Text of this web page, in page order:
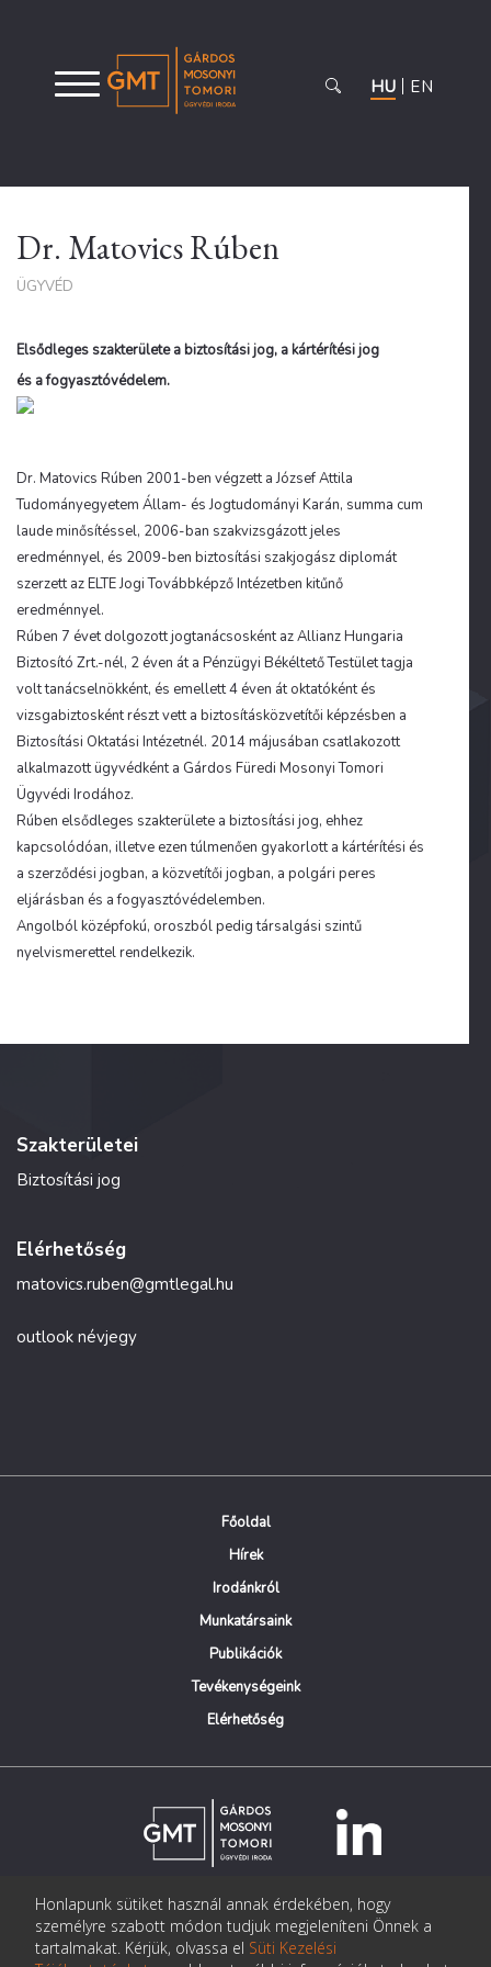
HU EN
Dr. Matovics Rúben
ÜGYVÉD
Elsődleges szakterülete a biztosítási jog, a kártérítési jog
és a fogyasztóvédelem.
Dr. Matovics Rúben 2001-ben végzett a József Attila
Tudományegyetem Állam- és Jogtudományi Karán, summa cum
laude minősítéssel, 2006-ban szakvizsgázott jeles
eredménnyel, és 2009-ben biztosítási szakjogász diplomát
szerzett az ELTE Jogi Továbbképző Intézetben kitűnő
eredménnyel.
Rúben 7 évet dolgozott jogtanácsosként az Allianz Hungaria
Biztosító Zrt.-nél, 2 éven át a Pénzügyi Békéltető Testület tagja
volt tanácselnökként, és emellett 4 éven át oktatóként és
vizsgabiztosként részt vett a biztosításközvetítői képzésben a
Biztosítási Oktatási Intézetnél. 2014 májusában csatlakozott
alkalmazott ügyvédként a Gárdos Füredi Mosonyi Tomori
Ügyvédi Irodához.
Rúben elsődleges szakterülete a biztosítási jog, ehhez
kapcsolódóan, illetve ezen túlmenően gyakorlott a kártérítési és
a szerződési jogban, a közvetítői jogban, a polgári peres
eljárásban és a fogyasztóvédelemben.
Angolból középfokú, oroszból pedig társalgási szintű
nyelvismerettel rendelkezik.
Szakterületei
Biztosítási jog
Elérhetőség
matovics.ruben@gmtlegal.hu
outlook névjegy
Főoldal
Hírek
Irodánkról
Munkatársaink
Publikációk
Tevékenységeink
Elérhetőség
© Copyright Gárdos Mosonyi Tomori Ügyvédi Iroda
postmaster@gmtlegal.hu
Honlapunk sütiket használ annak érdekében, hogy
személyre szabott módon tudjuk megjeleníteni Önnek a
tartalmakat. Kérjük, olvassa el Süti Kezelési